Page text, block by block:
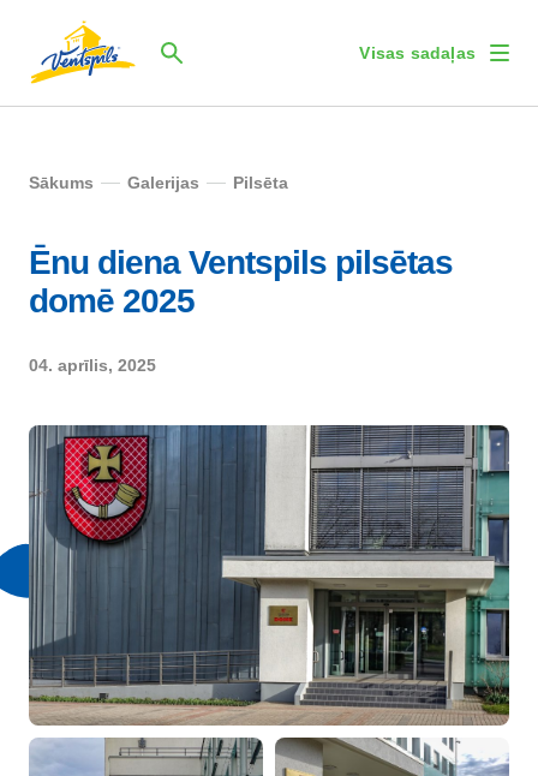
Visas sadaļas
Sākums Galerijas Pilsēta
Ēnu diena Ventspils pilsētas
domē 2025
04. aprīlis, 2025